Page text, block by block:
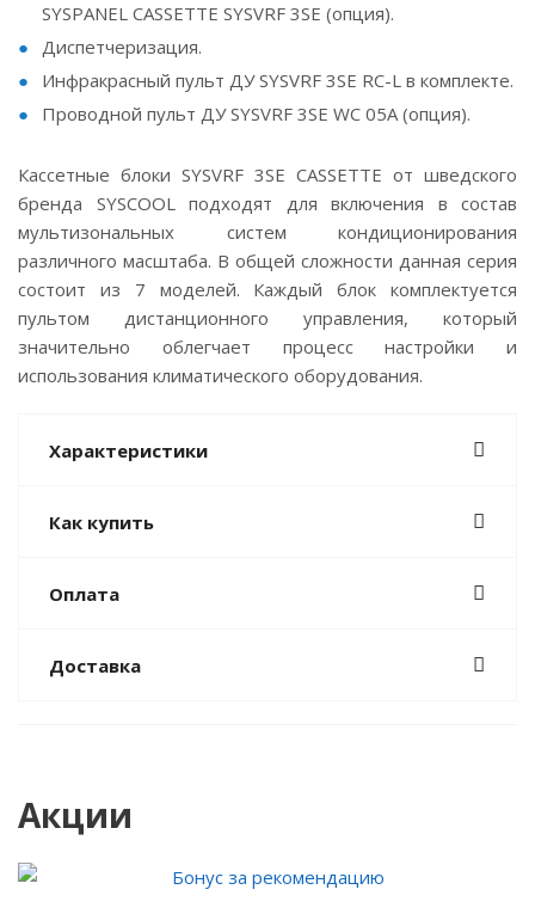
SYSPANEL CASSETTE SYSVRF 3SE (опция).
Диспетчеризация.
Инфракрасный пульт ДУ SYSVRF 3SE RC-L в комплекте.
Проводной пульт ДУ SYSVRF 3SE WC 05A (опция).
Кассетные блоки SYSVRF 3SE CASSETTE от шведского
бренда SYSCOOL подходят для включения в состав
мультизональных систем кондиционирования
различного масштаба. В общей сложности данная серия
состоит из 7 моделей. Каждый блок комплектуется
пультом дистанционного управления, который
значительно облегчает процесс настройки и
использования климатического оборудования.
Характеристики
Как купить
Оплата
Доставка
Акции